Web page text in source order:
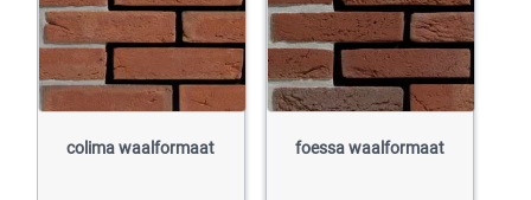
colima waalformaat foessa waalformaat